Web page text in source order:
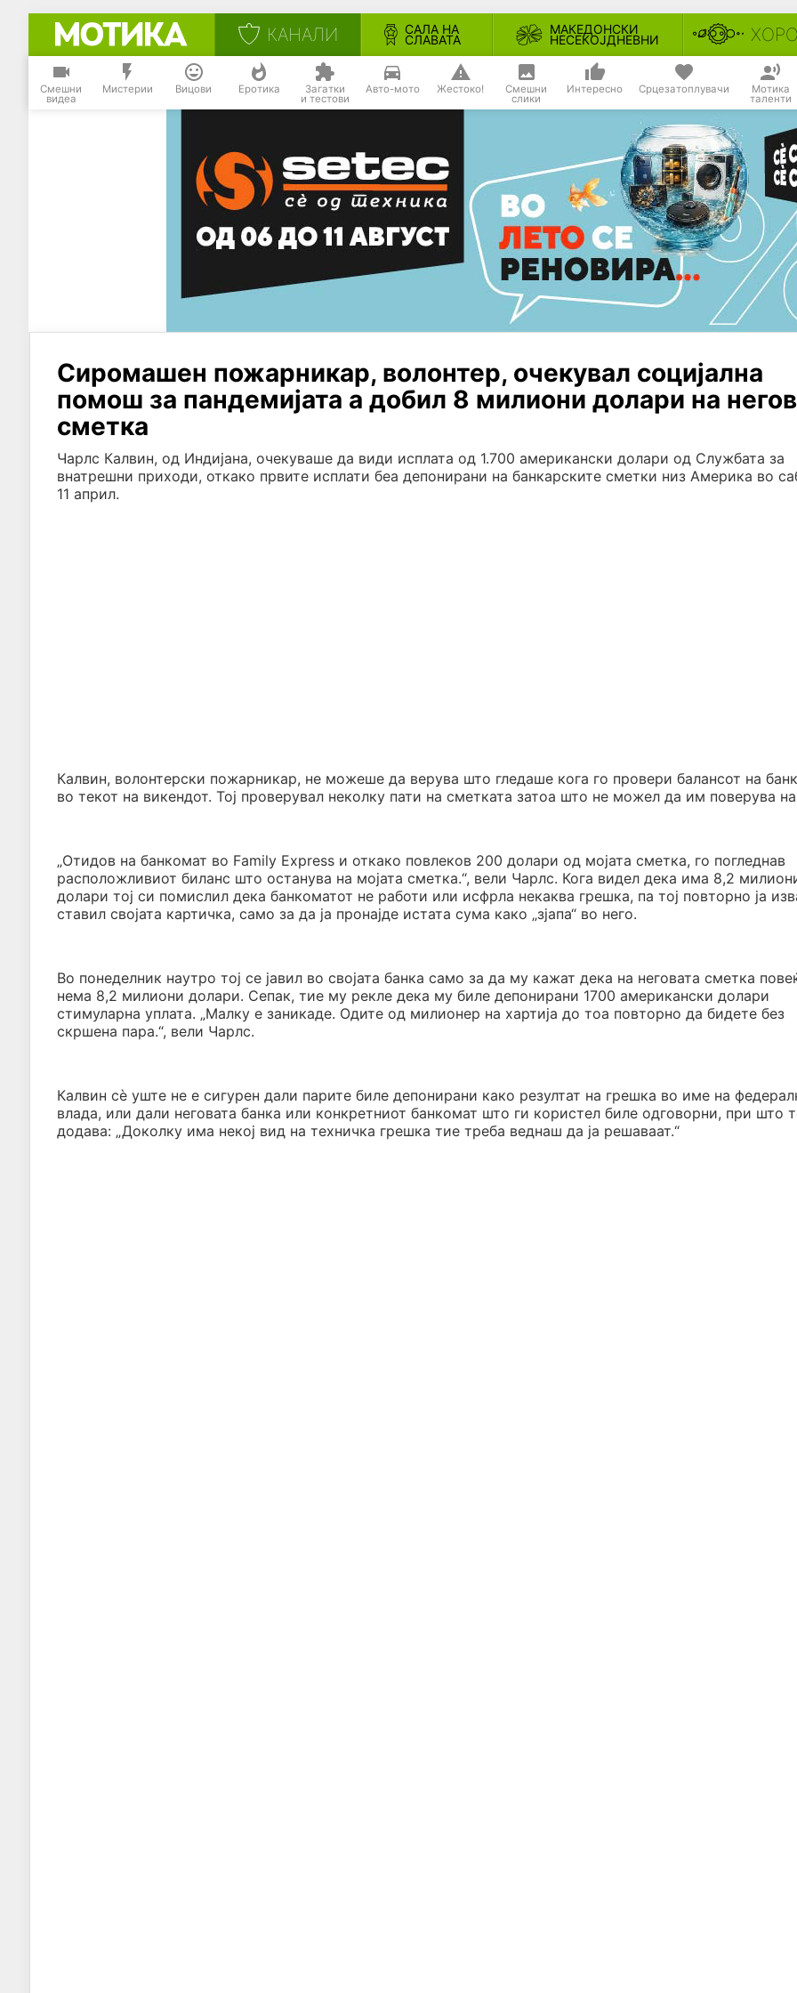
КАНАЛИ САЛА НА
СЛАВАТА
МАКЕДОНСКИ
НЕСЕКОЈДНЕВНИ
Смешни
видеа
Мистерии Вицови Еротика Загатки
и тестови
Авто-мото Жестоко! Смешни
слики
Интересно Срцезатоплувачи Мотика
таленти
Сиромашен пожарникар, волонтер, очекувал социјална
помош за пандемијата а добил 8 милиони долари на
сметка
Чарлс Калвин, од Индијана, очекуваше да види исплата од 1.700 американски долари од Службата за
внатрешни приходи, откако првите исплати беа депонирани на банкарските сметки низ Америка во
11 април.
Калвин, волонтерски пожарникар, не можеше да верува што гледаше кога го провери балансот на
во текот на викендот. Тој проверувал неколку пати на сметката затоа што не можел да им поверува
„Отидов на банкомат во Family Express и откако повлеков 200 долари од мојата сметка, го погледнав
расположливиот биланс што останува на мојата сметка.“, вели Чарлс. Кога видел дека има 8,2
долари тој си помислил дека банкоматот не работи или исфрла некаква грешка, па тој повторно ја
ставил својата картичка, само за да ја пронајде истата сума како „зјапа“ во него.
Во понеделник наутро тој се јавил во својата банка само за да му кажат дека на неговата сметка
нема 8,2 милиони долари. Сепак, тие му рекле дека му биле депонирани 1700 американски долари
стимуларна уплата. „Малку е заникаде. Одите од милионер на хартија до тоа повторно да бидете без
скршена пара.“, вели Чарлс.
Калвин сè уште не е сигурен дали парите биле депонирани како резултат на грешка во име на
влада, или дали неговата банка или конкретниот банкомат што ги користел биле одговорни, при што
додава: „Доколку има некој вид на техничка грешка тие треба веднаш да ја решаваат.“